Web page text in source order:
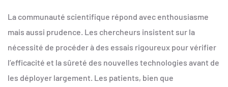
La communauté scientifique répond avec enthousiasme
mais aussi prudence. Les chercheurs insistent sur la
nécessité de procéder à des essais rigoureux pour vérifier
l’efficacité et la sûreté des nouvelles technologies avant de
les déployer largement. Les patients, bien que